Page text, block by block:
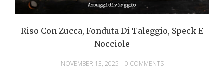
Riso Con Zucca, Fonduta Di Taleggio, Speck E
Nocciole
NOVEMBER 13, 2025 - 0 COMMENTS